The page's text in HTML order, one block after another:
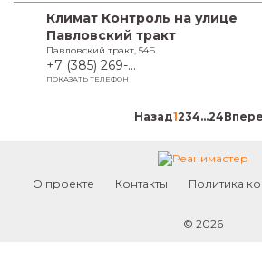
Климат Контроль на улице
Павловский тракт
Павловский тракт, 54Б
+7 (385) 269-...
ПОКАЗАТЬ ТЕЛЕФОН
Назад1234...24
О проекте Контакты Политика
© 2026